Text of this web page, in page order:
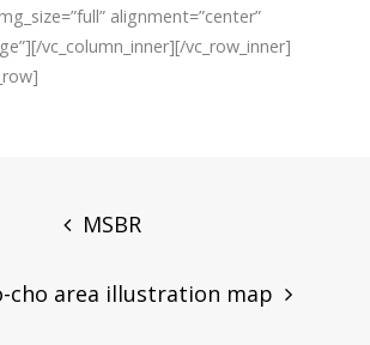
alignment=”center”
vc_column_inner][/vc_row_inner]
MSBR
cho area illustration map